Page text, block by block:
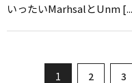
いったいMarhsalとUnm
1 2 3